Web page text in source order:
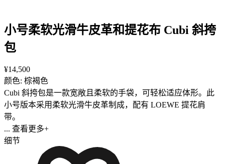
小号柔软光滑牛皮革和提花布 Cubi 斜挎
包
¥14,500
颜色: 棕褐色
Cubi 斜挎包是一款宽敞且柔软的手袋，可轻松适应体形。此
小号版本采用柔软光滑牛皮革制成，配有 LOEWE 提花肩
带。
... 查看更多+
细节